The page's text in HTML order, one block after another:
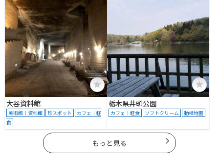
大谷資料館
美術館｜資料館 珍スポット
カフェ｜軽
食
栃木県井頭公園
カフェ｜軽食 ソフトクリーム 動植物園
もっと見る